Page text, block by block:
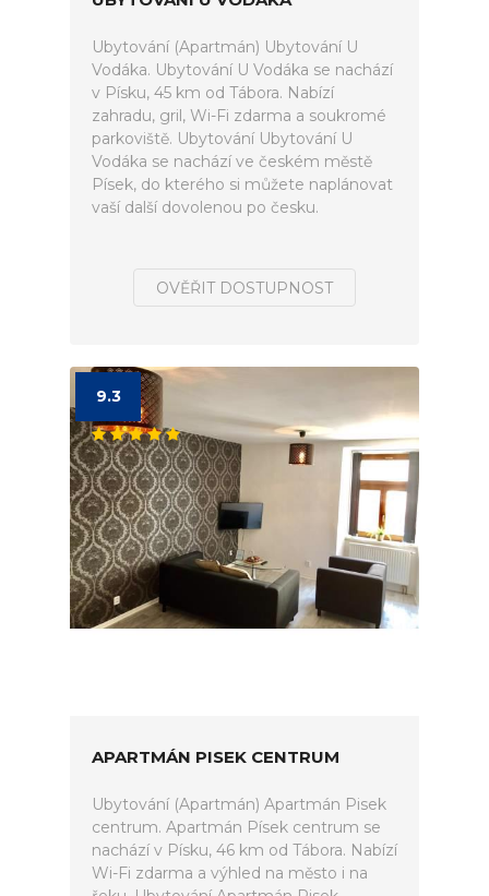
Ubytování (Apartmán) Ubytování U
Vodáka. Ubytování U Vodáka se nachází
v Písku, 45 km od Tábora. Nabízí
zahradu, gril, Wi-Fi zdarma a soukromé
parkoviště. Ubytování Ubytování U
Vodáka se nachází ve českém městě
Písek, do kterého si můžete naplánovat
vaší další dovolenou po česku.
OVĚŘIT DOSTUPNOST
9.3
APARTMÁN PISEK CENTRUM
Ubytování (Apartmán) Apartmán Pisek
centrum. Apartmán Písek centrum se
nachází v Písku, 46 km od Tábora. Nabízí
Wi-Fi zdarma a výhled na město i na